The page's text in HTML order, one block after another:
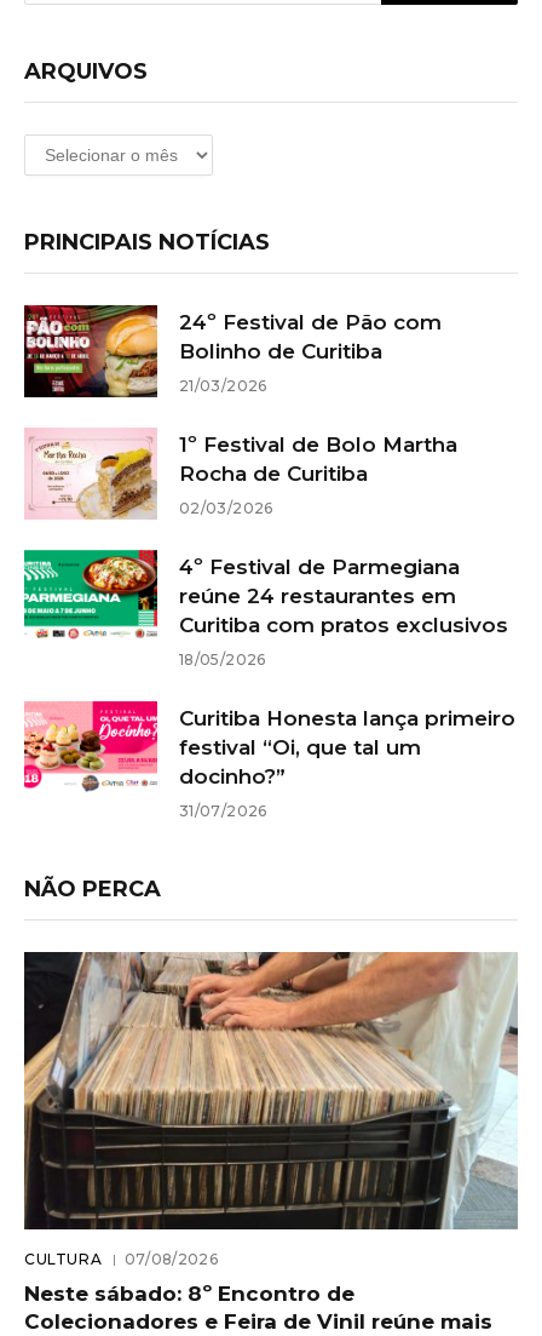
ARQUIVOS
Arquivos
PRINCIPAIS NOTÍCIAS
24º Festival de Pão com
Bolinho de Curitiba
21/03/2026
1º Festival de Bolo Martha
Rocha de Curitiba
02/03/2026
4º Festival de Parmegiana
reúne 24 restaurantes em
Curitiba com pratos exclusivos
18/05/2026
Curitiba Honesta lança primeiro
festival “Oi, que tal um
docinho?”
31/07/2026
NÃO PERCA
CULTURA 07/08/2026
Neste sábado: 8º Encontro de
Colecionadores e Feira de Vinil reúne mais